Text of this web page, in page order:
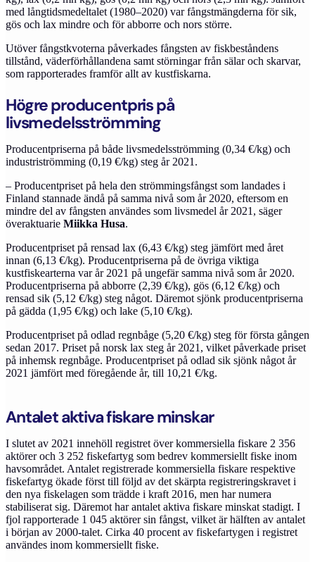
med långtidsmedeltalet (1980–2020) var fångstmängderna för sik,
gös och lax mindre och för abborre och nors större.
Utöver fångstkvoterna påverkades fångsten av fiskbeståndens
tillstånd, väderförhållandena samt störningar från sälar och skarvar,
som rapporterades framför allt av kustfiskarna.
Högre producentpris på
livsmedelsströmming
Producentpriserna på både livsmedelsströmming (0,34 €/kg) och
industriströmming (0,19 €/kg) steg år 2021.
– Producentpriset på hela den strömmingsfångst som landades i
Finland stannade ändå på samma nivå som år 2020, eftersom en
mindre del av fångsten användes som livsmedel år 2021, säger
överaktuarie Miikka Husa.
Producentpriset på rensad lax (6,43 €/kg) steg jämfört med året
innan (6,13 €/kg). Producentpriserna på de övriga viktiga
kustfiskearterna var år 2021 på ungefär samma nivå som år 2020.
Producentpriserna på abborre (2,39 €/kg), gös (6,12 €/kg) och
rensad sik (5,12 €/kg) steg något. Däremot sjönk producentpriserna
på gädda (1,95 €/kg) och lake (5,10 €/kg).
Producentpriset på odlad regnbåge (5,20 €/kg) steg för första gången
sedan 2017. Priset på norsk lax steg år 2021, vilket påverkade priset
på inhemsk regnbåge. Producentpriset på odlad sik sjönk något år
2021 jämfört med föregående år, till 10,21 €/kg.
Antalet aktiva fiskare minskar
I slutet av 2021 innehöll registret över kommersiella fiskare 2 356
aktörer och 3 252 fiskefartyg som bedrev kommersiellt fiske inom
havsområdet. Antalet registrerade kommersiella fiskare respektive
fiskefartyg ökade först till följd av det skärpta registreringskravet i
den nya fiskelagen som trädde i kraft 2016, men har numera
stabiliserat sig. Däremot har antalet aktiva fiskare minskat stadigt. I
fjol rapporterade 1 045 aktörer sin fångst, vilket är hälften av antalet
i början av 2000-talet. Cirka 40 procent av fiskefartygen i registret
användes inom kommersiellt fiske.